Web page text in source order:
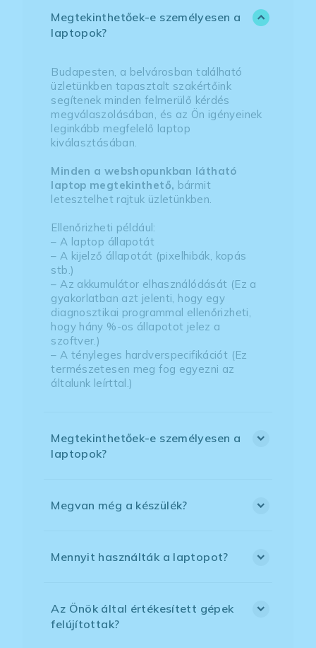
Megtekinthetőek-e személyesen a
laptopok?
Budapesten, a belvárosban található
üzletünkben tapasztalt szakértőink
segítenek minden felmerülő kérdés
megválaszolásában, és az Ön igényeinek
leginkább megfelelő laptop
kiválasztásában.
Minden a webshopunkban látható
laptop megtekinthető, bármit
letesztelhet rajtuk üzletünkben.
Ellenőrizheti például:
– A laptop állapotát
– A kijelző állapotát (pixelhibák, kopás
stb.)
– Az akkumulátor elhasználódását (Ez a
gyakorlatban azt jelenti, hogy egy
diagnosztikai programmal ellenőrizheti,
hogy hány %-os állapotot jelez a
szoftver.)
– A tényleges hardverspecifikációt (Ez
természetesen meg fog egyezni az
általunk leírttal.)
Megtekinthetőek-e személyesen a
laptopok?
Megvan még a készülék?
Mennyit használták a laptopot?
Az Önök által értékesített gépek
felújítottak?